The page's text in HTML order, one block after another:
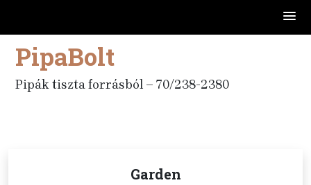
Skip
content
PipaBolt
Pipák tiszta forrásból – 70/238-2380
Garden